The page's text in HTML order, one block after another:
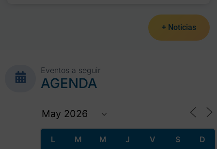
+ Noticias
Eventos a seguir
AGENDA
L M M J V S D